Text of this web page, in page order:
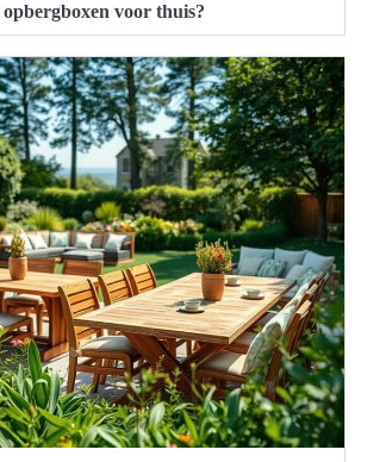
voor thuis?